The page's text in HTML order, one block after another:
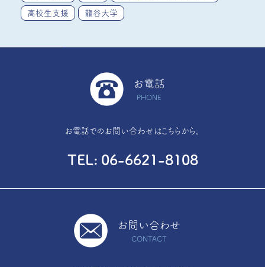
高校生支援 龍谷大学
お電話
PHONE
お電話でのお問い合わせはこちらから。
TEL 06-6621-8108
お問い合わせ
CONTACT